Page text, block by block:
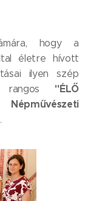
hogy a
életre hívott
ilyen szép
rangos "ÉLŐ
Népművészeti